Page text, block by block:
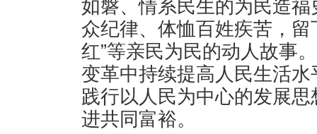
如磐、情系民生的为民造
众纪律、体恤百姓疾苦，留
红”等亲民为民的动人故事
变革中持续提高人民生活
践行以人民为中心的发展
进共同富裕。